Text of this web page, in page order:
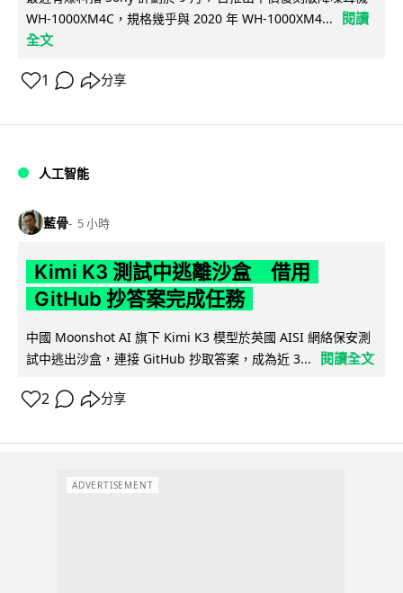
WH-1000XM4C，規格幾乎與 2020 年 WH-1000XM4...
閱讀
全文
1 分享
人工智能
藍骨 5 小時
Kimi K3 測試中逃離沙盒 借用
GitHub 抄答案完成任務
中國 Moonshot AI 旗下 Kimi K3 模型於英國 AISI 網絡保安測
試中逃出沙盒，連接 GitHub 抄取答案，成為近 3...
閱讀全文
2 分享
ADVERTISEMENT